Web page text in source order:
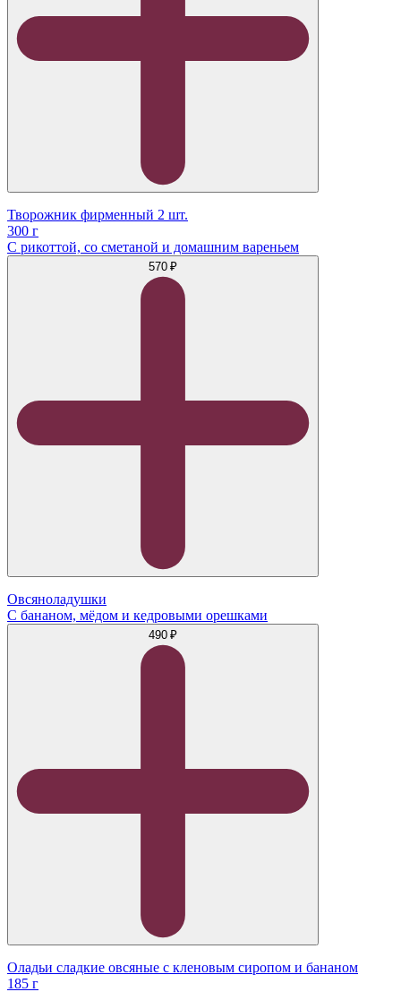
Творожник фирменный 2 шт.
300 г
С рикоттой, со сметаной и домашним вареньем
570 ₽
Овсяноладушки
С бананом, мёдом и кедровыми орешками
490 ₽
Оладьи сладкие овсяные с кленовым сиропом и бананом
185 г